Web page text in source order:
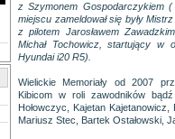
z Szymonem Gospodarczykiem
miejscu zameldował się były
z pilotem Jarosławem
Michał Tochowicz, startujący w
Hyundai i20 R5).
Wielickie Memoriały od 2007
Kibicom w roli zawodników
Hołowczyc, Kajetan
Mariusz Stec, Bartek Ostałowski,